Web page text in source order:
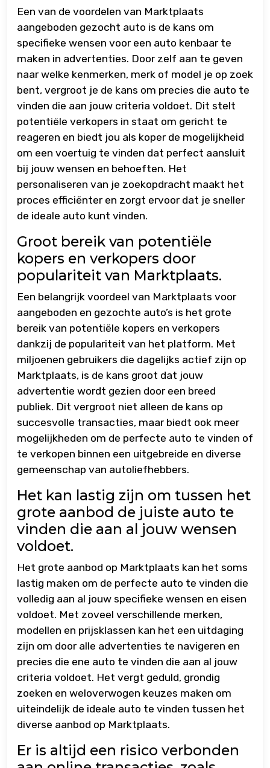
Een van de voordelen van Marktplaats
aangeboden gezocht auto is de kans om
specifieke wensen voor een auto kenbaar te
maken in advertenties. Door zelf aan te geven
naar welke kenmerken, merk of model je op zoek
bent, vergroot je de kans om precies die auto te
vinden die aan jouw criteria voldoet. Dit stelt
potentiële verkopers in staat om gericht te
reageren en biedt jou als koper de mogelijkheid
om een voertuig te vinden dat perfect aansluit
bij jouw wensen en behoeften. Het
personaliseren van je zoekopdracht maakt het
proces efficiënter en zorgt ervoor dat je sneller
de ideale auto kunt vinden.
Groot bereik van potentiële
kopers en verkopers door
populariteit van Marktplaats.
Een belangrijk voordeel van Marktplaats voor
aangeboden en gezochte auto’s is het grote
bereik van potentiële kopers en verkopers
dankzij de populariteit van het platform. Met
miljoenen gebruikers die dagelijks actief zijn op
Marktplaats, is de kans groot dat jouw
advertentie wordt gezien door een breed
publiek. Dit vergroot niet alleen de kans op
succesvolle transacties, maar biedt ook meer
mogelijkheden om de perfecte auto te vinden of
te verkopen binnen een uitgebreide en diverse
gemeenschap van autoliefhebbers.
Het kan lastig zijn om tussen het
grote aanbod de juiste auto te
vinden die aan al jouw wensen
voldoet.
Het grote aanbod op Marktplaats kan het soms
lastig maken om de perfecte auto te vinden die
volledig aan al jouw specifieke wensen en eisen
voldoet. Met zoveel verschillende merken,
modellen en prijsklassen kan het een uitdaging
zijn om door alle advertenties te navigeren en
precies die ene auto te vinden die aan al jouw
criteria voldoet. Het vergt geduld, grondig
zoeken en weloverwogen keuzes maken om
uiteindelijk de ideale auto te vinden tussen het
diverse aanbod op Marktplaats.
Er is altijd een risico verbonden